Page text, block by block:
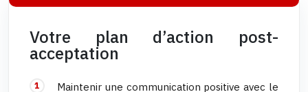
Votre plan d’action post-
acceptation
Maintenir une communication positive avec le